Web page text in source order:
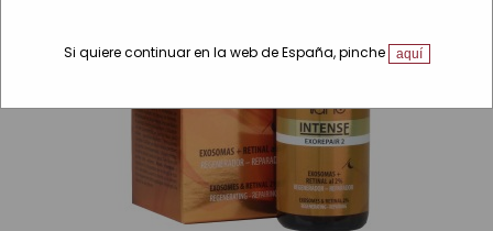
Si quiere continuar en la web de España, pinche aquí